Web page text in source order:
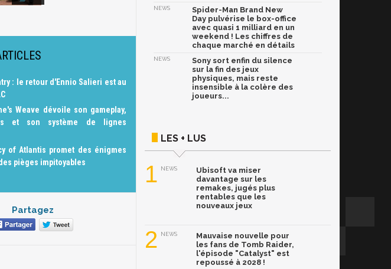
: le retour d'Ennio Salieri est au
Weave dévoile son gameplay,
et son système de lignes
of Atlantis promet des énigmes
pièges impitoyables
Partagez
NEWS
Spider-Man Brand New
Day pulvérise le box-office
avec quasi 1 milliard en un
weekend ! Les chiffres de
chaque marché en détails
NEWS
Sony sort enfin du silence
sur la fin des jeux
physiques, mais reste
insensible à la colère des
joueurs...
LES + LUS
1 NEWS
Ubisoft va miser
davantage sur les
remakes, jugés plus
rentables que les
nouveaux jeux
2 NEWS
Mauvaise nouvelle pour
les fans de Tomb Raider,
l'épisode "Catalyst" est
repoussé à 2028 !